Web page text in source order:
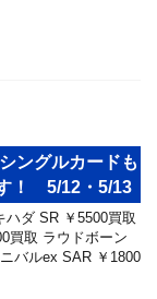
ングルカードも
！ 5/12・5/13
ハダ SR ￥5500買取
買取 ラウドボーン
バルex SAR ￥1800